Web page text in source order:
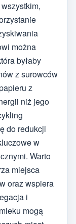
można
byłaby
z surowców
z
niż jego
do redukcji
w
Warto
miejsca
oraz wspiera
i
mogą